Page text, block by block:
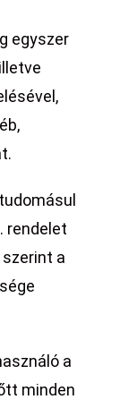
egyszer
rendelet
a
a
minden